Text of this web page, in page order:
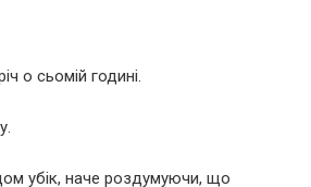
о сьомій годині.
убік, наче роздумуючи, що